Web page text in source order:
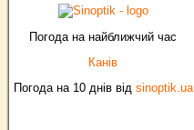
Погода на найближчий час
Канів
Погода на 10 днів від sinoptik.ua